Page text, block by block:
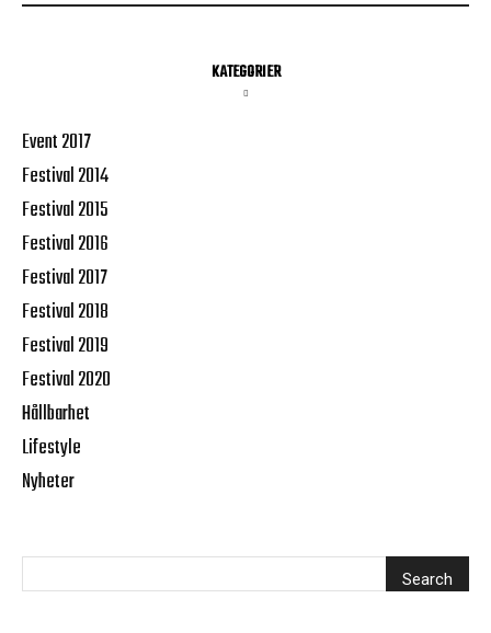
KATEGORIER
Event 2017
Festival 2014
Festival 2015
Festival 2016
Festival 2017
Festival 2018
Festival 2019
Festival 2020
Hållbarhet
Lifestyle
Nyheter